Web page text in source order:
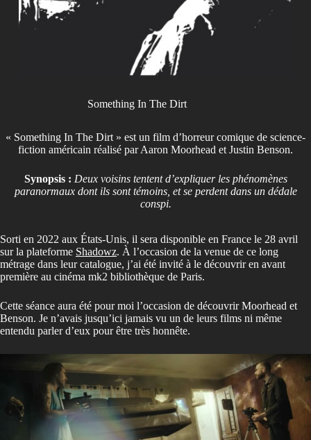
Something In The Dirt
« Something In The Dirt » est un film d’horreur comique de science-
fiction américain réalisé par Aaron Moorhead et Justin Benson.
Synopsis : Deux voisins tentent d’expliquer les phénomènes
paranormaux dont ils sont témoins, et se perdent dans un dédale
conspi.
Sorti en 2022 aux États-Unis, il sera disponible en France le 28 avril
sur la plateforme Shadowz. À l’occasion de la venue de ce long
métrage dans leur catalogue, j’ai été invité à le découvrir en avant
première au cinéma mk2 bibliothèque de Paris.
Cette séance aura été pour moi l’occasion de découvrir Moorhead et
Benson. Je n’avais jusqu’ici jamais vu un de leurs films ni même
entendu parler d’eux pour être très honnête.